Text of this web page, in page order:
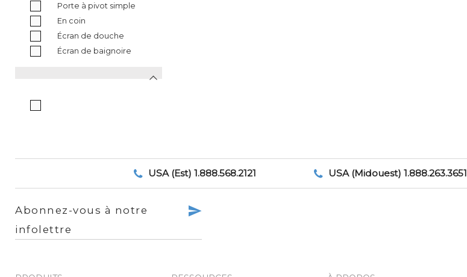
Porte à pivot simple
En coin
Écran de douche
Écran de baignoire
USA (Est) 1.888.568.2121 USA (Midouest) 1.888.263.3651
Abonnez-vous à notre
infolettre